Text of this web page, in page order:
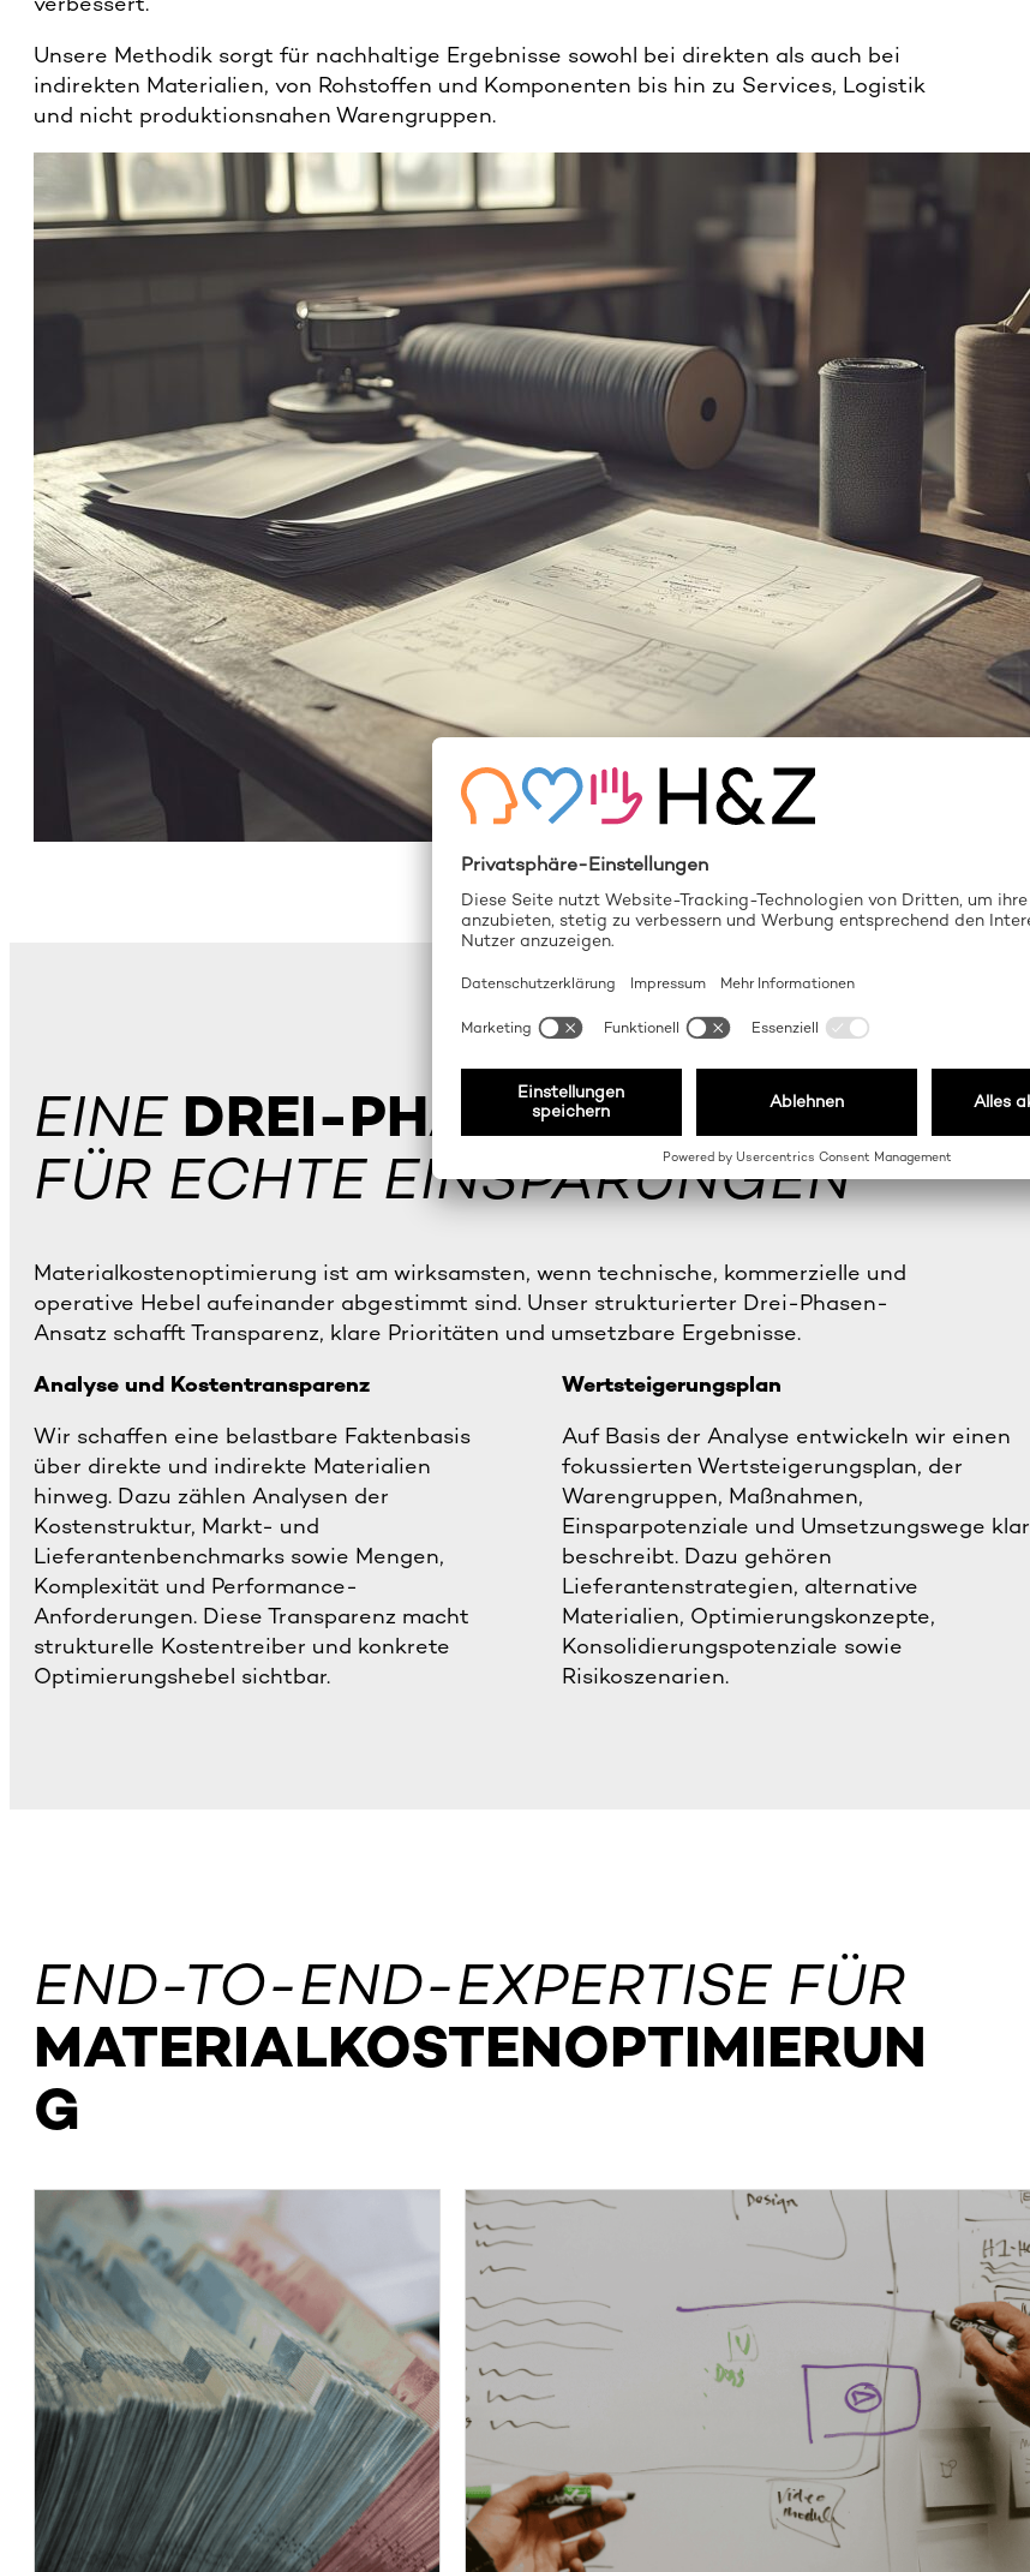
Unsere Methodik sorgt für nachhaltige Ergebnisse sowohl bei direkten als auch bei
indirekten Materialien, von Rohstoffen und Komponenten bis hin zu Services, Logistik
und nicht produktionsnahen Warengruppen.
EINE DREI-PHASEN-METHODIK
FÜR ECHTE EINSPARUNGEN
Materialkostenoptimierung ist am wirksamsten, wenn technische, kommerzielle und
operative Hebel aufeinander abgestimmt sind. Unser strukturierter Drei-Phasen-
Ansatz schafft Transparenz, klare Prioritäten und umsetzbare Ergebnisse.
Analyse und Kostentransparenz
Wir schaffen eine belastbare Faktenbasis
über direkte und indirekte Materialien
hinweg. Dazu zählen Analysen der
Kostenstruktur, Markt- und
Lieferantenbenchmarks sowie Mengen,
Komplexität und Performance-
Anforderungen. Diese Transparenz macht
strukturelle Kostentreiber und konkrete
Optimierungshebel sichtbar.
Wertsteigerungsplan
Auf Basis der Analyse entwickeln wir einen
fokussierten Wertsteigerungsplan, der
Warengruppen, Maßnahmen,
Einsparpotenziale und Umsetzungswege klar
beschreibt. Dazu gehören
Lieferantenstrategien, alternative
Materialien, Optimierungskonzepte,
Konsolidierungspotenziale sowie
Risikoszenarien.
END-TO-END-EXPERTISE FÜR
MATERIALKOSTENOPTIMIERUN
G
Kostenstruktur-
& Marktanalyse
Tiefer Einblick in Kostentreiber,
Lieferantenökonomik und
alternative Sourcing-Strategien.
Entwicklung von
Warengruppenstrategien
Strategien für direkte und indirekte Materialien,
zugeschnitten auf Marktdynamiken und
Unternehmensprioritäten.